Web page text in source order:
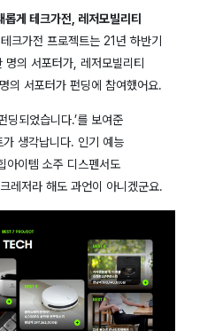
게 테크가전, 레저모빌리티
테크가전 프로젝트는 21년 하반기
의 서포터가, 레저모빌리티
의 서포터가 펀딩에 참여했어요.
딩되었습니다.’를 보여준
생각납니다. 인기 예능
아이템 소주 디스펜서도
레저라 해도 과언이 아니겠군요.